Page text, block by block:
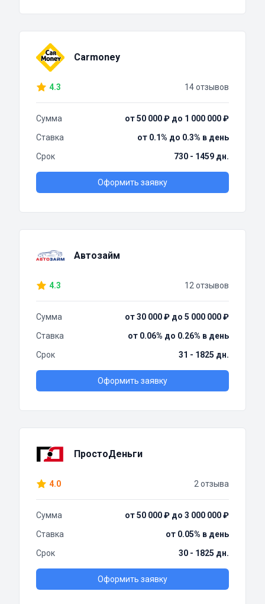
Carmoney
4.3 14 отзывов
Сумма
от 50 000 ₽ до 1 000 000 ₽
Ставка
от 0.1% до 0.3% в день
Срок
730 - 1459 дн.
Оформить заявку
Автозайм
4.3 12 отзывов
Сумма
от 30 000 ₽ до 5 000 000 ₽
Ставка
от 0.06% до 0.26% в день
Срок
31 - 1825 дн.
Оформить заявку
ПростоДеньги
4.0 2 отзыва
Сумма
от 50 000 ₽ до 3 000 000 ₽
Ставка
от 0.05% в день
Срок
30 - 1825 дн.
Оформить заявку